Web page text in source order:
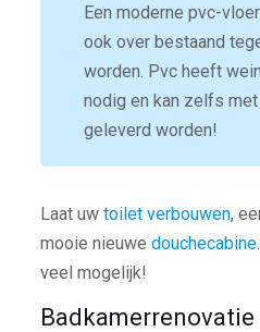
Een moderne pvc-
ook over bestaand
worden. Pvc heeft
nodig en kan zelfs
geleverd worden!
Laat uw toilet verbouwen,
mooie nieuwe douchecabine
veel mogelijk!
Badkamerrenovatie